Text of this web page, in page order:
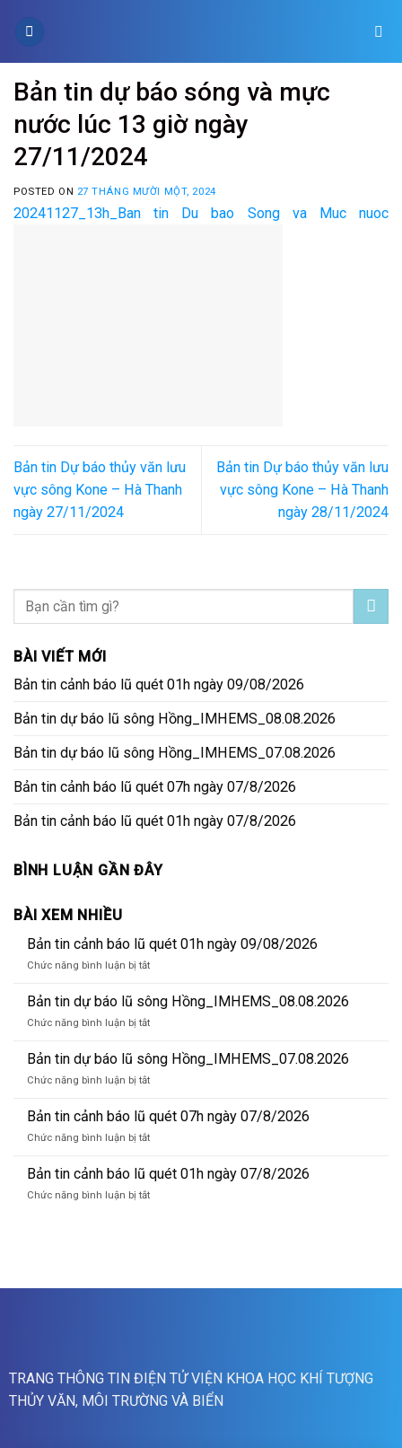
Bản tin dự báo sóng và mực
nước lúc 13 giờ ngày
27/11/2024
POSTED ON 27 THÁNG MƯỜI MỘT, 2024
20241127_13h_Ban tin Du bao Song va Muc nuoc
Bản tin Dự báo thủy văn lưu
vực sông Kone – Hà Thanh
ngày 27/11/2024
Bản tin Dự báo thủy văn lưu
vực sông Kone – Hà Thanh
ngày 28/11/2024
BÀI VIẾT MỚI
Bản tin cảnh báo lũ quét 01h ngày 09/08/2026
Bản tin dự báo lũ sông Hồng_IMHEMS_08.08.2026
Bản tin dự báo lũ sông Hồng_IMHEMS_07.08.2026
Bản tin cảnh báo lũ quét 07h ngày 07/8/2026
Bản tin cảnh báo lũ quét 01h ngày 07/8/2026
BÌNH LUẬN GẦN ĐÂY
BÀI XEM NHIỀU
Bản tin cảnh báo lũ quét 01h ngày 09/08/2026
Chức năng bình luận bị tắtở
tin
cảnh
báo
quét
01h
09/08/2026
Bản tin dự báo lũ sông Hồng_IMHEMS_08.08.2026
Chức năng bình luận bị tắtở
tin
báo
sông
Hồng_IMHEMS_08.08.2026
Bản tin dự báo lũ sông Hồng_IMHEMS_07.08.2026
Chức năng bình luận bị tắtở
tin
dự
báo
sông
Hồng_IMHEMS_07.08.2026
Bản tin cảnh báo lũ quét 07h ngày 07/8/2026
Chức năng bình luận bị tắtở
tin
cảnh
báo
Bản tin cảnh báo lũ quét 01h ngày 07/8/2026
Chức năng bình luận bị tắtở
quét
TRANG THÔNG TIN ĐIỆN TỬ VIỆN KHOA HỌC KHÍ TƯỢNG
THỦY VĂN, MÔI TRƯỜNG VÀ BIỂN